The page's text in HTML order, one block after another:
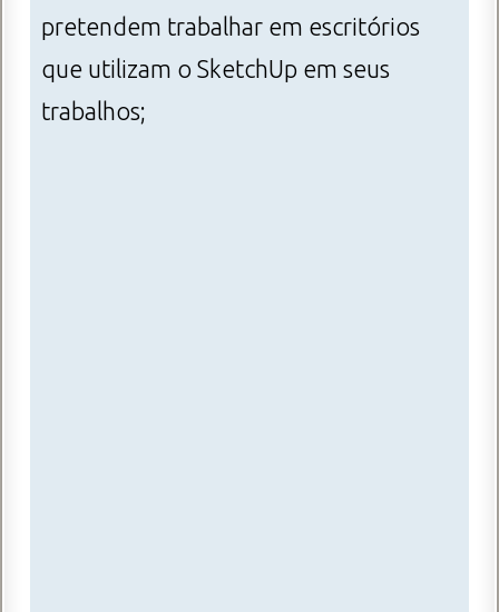
pretendem trabalhar em escritórios
que utilizam o SketchUp em seus
trabalhos;